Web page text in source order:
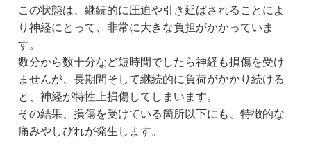
この状態は、継続的に圧迫や引き延ばされることによ
り神経にとって、非常に大きな負担がかかっていま
す。
数分から数十分など短時間でしたら神経も損傷を受け
ませんが、長期間そして継続的に負荷がかかり続ける
と、神経が特性上損傷してしまいます。
その結果、損傷を受けている箇所以下にも、特徴的な
痛みやしびれが発生します。